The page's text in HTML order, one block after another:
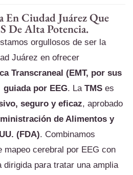
En Ciudad Juárez Que
De Alta Potencia.
orgullosos de ser la
Juárez en ofrecer
Transcraneal (EMT, por sus
guiada por EEG. La TMS es
seguro y eficaz, aprobado
de Alimentos y
(FDA). Combinamos
mapeo cerebral por EEG con
dirigida para tratar una amplia